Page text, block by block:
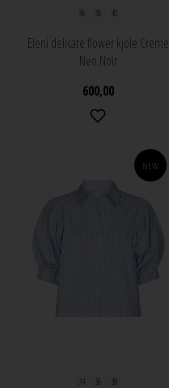
36 38 40
Eleni delicate flower kjole Creme
Neo Noir
600,00
NEW
34 36 38